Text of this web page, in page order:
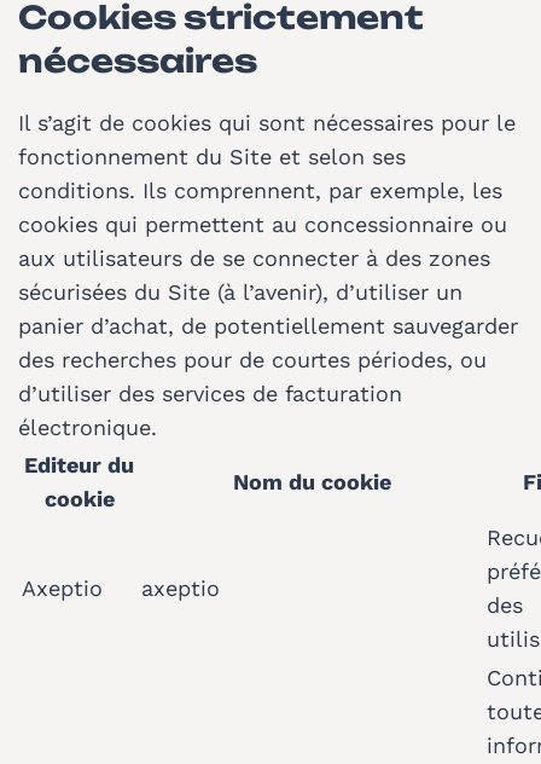
Cookies strictement
nécessaires
Il s’agit de cookies qui sont nécessaires pour le
fonctionnement du Site et selon ses
conditions. Ils comprennent, par exemple, les
cookies qui permettent au concessionnaire ou
aux utilisateurs de se connecter à des zones
sécurisées du Site (à l’avenir), d’utiliser un
panier d’achat, de potentiellement sauvegarder
des recherches pour de courtes périodes, ou
d’utiliser des services de facturation
électronique.
Editeur du
cookie
Nom du cookie
Axeptio axeptio
des